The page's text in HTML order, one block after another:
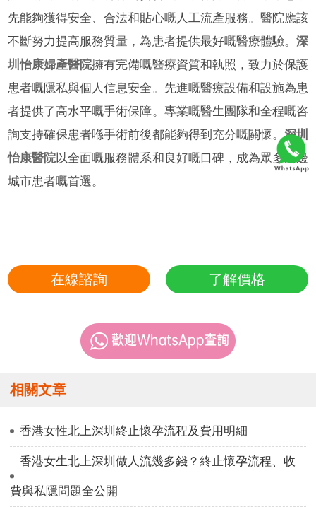
先能夠獲得安全、合法和貼心嘅人工流產服務。醫院應該
不斷努力提高服務質量，為患者提供最好嘅醫療體驗。 深
圳怡康婦產醫院擁有完備嘅醫療資質和執照，致力於保護
患者嘅隱私與個人信息安全。先進嘅醫療設備和設施為患
者提供了高水平嘅手術保障。專業嘅醫生團隊和全程嘅咨
詢支持確保患者喺手術前後都能夠得到充分嘅關懷。深圳
怡康醫院以全面嘅服務體系和良好嘅口碑，成為眾多周邊
城市患者嘅首選。
在線諮詢 了解價格
相關文章
香港女性北上深圳終止懷孕流程及費用明細
香港女生北上深圳做人流幾多錢？終止懷孕流程、收
費與私隱問題全公開